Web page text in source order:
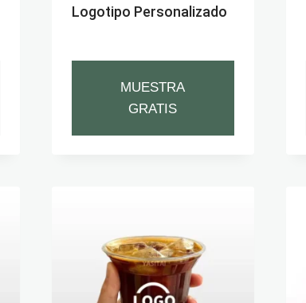
Logotipo Personalizado
MUESTRA
GRATIS